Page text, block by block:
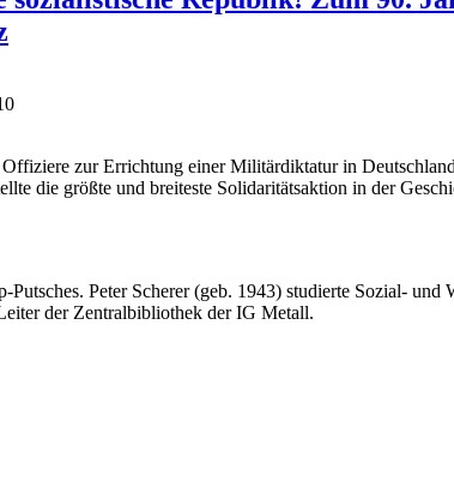
zur Errichtung einer Militärdiktatur in
die größte und breiteste Solidaritätsaktion in der
Peter Scherer (geb. 1943) studierte Sozial-
der Zentralbibliothek der IG Metall.